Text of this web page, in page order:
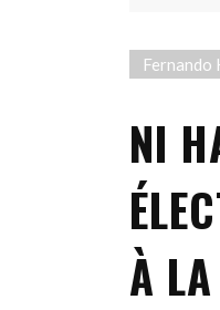
Fernando
NI
À